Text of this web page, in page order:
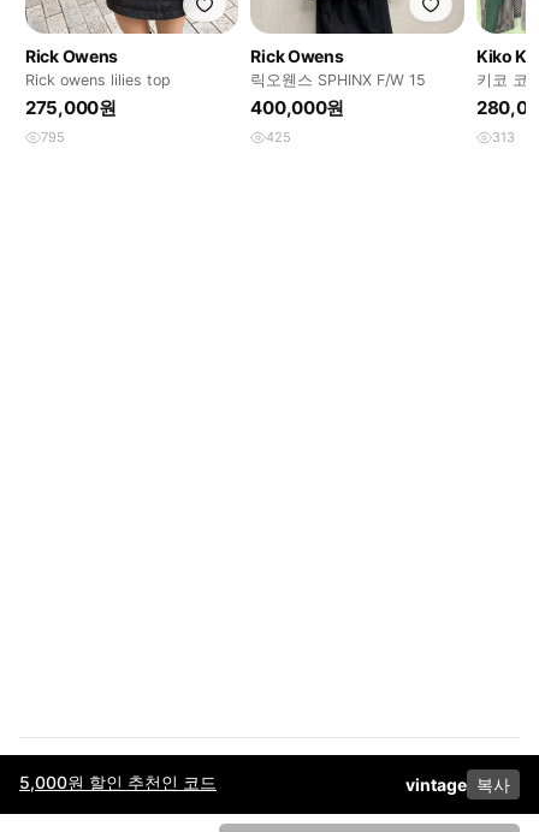
5,000원 할인 추천인 코드 vintage 복사
Rick Owens
Rick owens lilies top
275,000원
795
Rick Owens
릭오웬스 SPHINX F/W 15
400,000원
425
Kiko
키코 코
로
313
이용약관고객센터판매개인정보 처리방침사업자 정보다운로드